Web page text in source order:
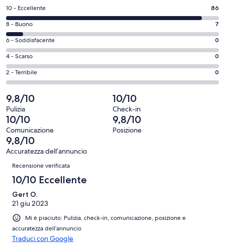
un’altra
finestra
Valutazione
di
10
-
Eccellente.
86
su
93
recensioni
10 - Eccellente 86
Valutazione
di
8
-
Buono.
7
93
recensioni
8 - Buono 7
Valutazione
di
6
-
Soddisfacente.
0
su
93
recensioni
6 - Soddisfacente 0
Valutazione
di
4
Scarso.
0
su
93
recensioni
4 - Scarso 0
Valutazione
di
2
-
Terribile.
0
su
93
2 - Terribile 0
9,8/10
Pulizia
10/10
Check-in
10/10
Comunicazione
9,8/10
Posizione
9,8/10
Accuratezza dell’annuncio
Recensioni
Recensione verificata
10/10 Eccellente
Gert O.
21 giu 2023
Mi è piaciuto: Pulizia, check-in, comunicazione, posizione e
accuratezza dell’annuncio
Traduci con Google